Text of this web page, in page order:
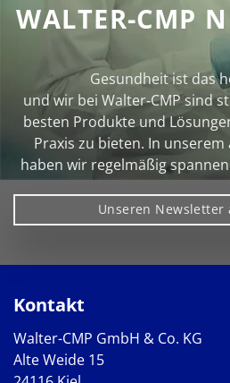
WALTER-CMP
Gesundheit ist das
und wir bei Walter‑CMP sind
besten Produkte und
Praxis zu bieten. In
haben wir regelmäßig
Unseren Newsletter
Kontakt
Walter-CMP GmbH & Co. KG
Alte Weide 15